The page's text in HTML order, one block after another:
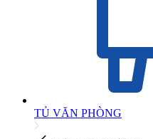
TỦ VĂN PHÒNG